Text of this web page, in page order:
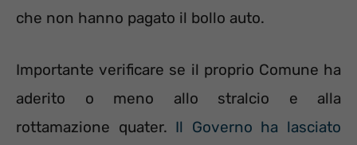
che non hanno pagato il bollo auto.
Importante verificare se il proprio Comune ha
aderito o meno allo stralcio e alla
rottamazione quater. Il Governo ha lasciato